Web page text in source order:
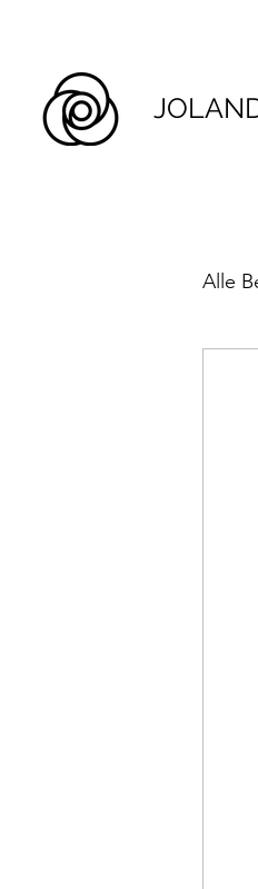
Alle